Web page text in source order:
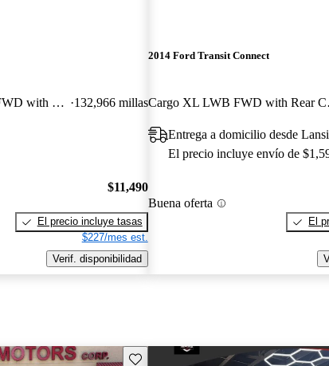
Wagon Titanium LWB FWD with Rear Liftgate 132,966 millas
$11,490
El precio incluye tasas
$227/mes est.
Verif. disponibilidad
2014 Ford Transit Connect
Entrega a domicilio desde
El precio incluye envío de
Buena oferta
El
Guarda este Aviso